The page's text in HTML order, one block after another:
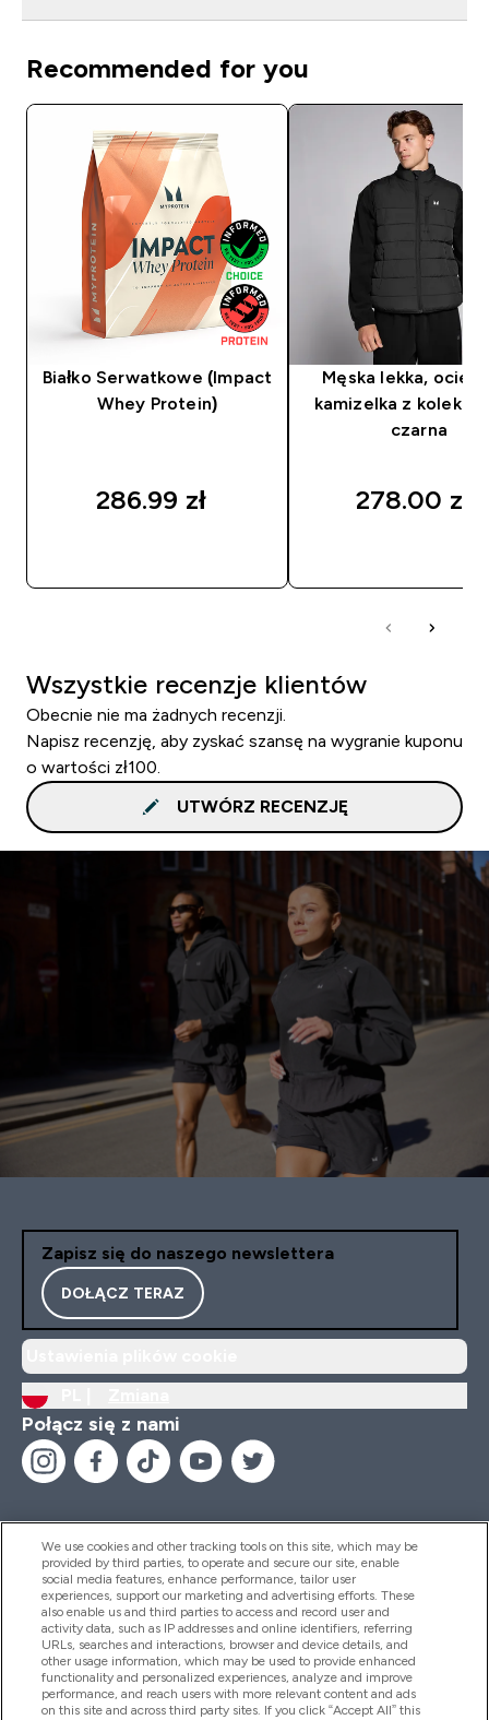
Recommended for you
Białko Serwatkowe (Impact
Whey Protein)
286.99 zł‎
Męska lekka,
kamizelka z kolekcji
czarna
278.00 zł‎
Wszystkie recenzje klientów
Obecnie nie ma żadnych recenzji.
Napisz recenzję, aby zyskać szansę na wygranie kuponu
o wartości zł100.
UTWÓRZ RECENZJĘ
Zapisz się do naszego newslettera
DOŁĄCZ TERAZ
Połącz się z nami
Pomoc I Informacja
Produkty
Informacje O Firmie
We use cookies and other tracking tools on this site, which may be
provided by third parties, to operate and secure our site, enable
social media features, enhance performance, tailor user
experiences, support our marketing and advertising efforts. These
also enable us and third parties to access and record user and
activity data, such as IP addresses and online identifiers, referring
URLs, searches and interactions, browser and device details, and
other usage information, which may be used to provide enhanced
functionality and personalized experiences, analyze and improve
performance, and reach users with more relevant content and ads
on this site and across third party sites. If you click “Accept All” this